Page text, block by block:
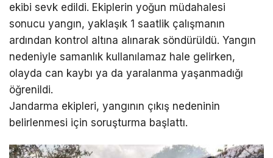
ekibi sevk edildi. Ekiplerin yoğun müdahalesi
sonucu yangın, yaklaşık 1 saatlik çalışmanın
ardından kontrol altına alınarak söndürüldü. Yangın
nedeniyle samanlık kullanılamaz hale gelirken,
olayda can kaybı ya da yaralanma yaşanmadığı
öğrenildi.
Jandarma ekipleri, yangının çıkış nedeninin
belirlenmesi için soruşturma başlattı.